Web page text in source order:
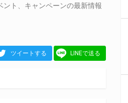
ト、キャンペーンの最新情報
ツイートする LINEで送る